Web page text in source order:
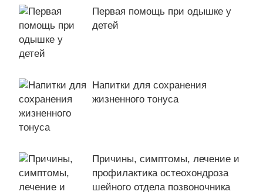
Первая помощь при одышке у
детей
Напитки для сохранения
жизненного тонуса
Причины, симптомы, лечение и
профилактика остеохондроза
шейного отдела позвоночника